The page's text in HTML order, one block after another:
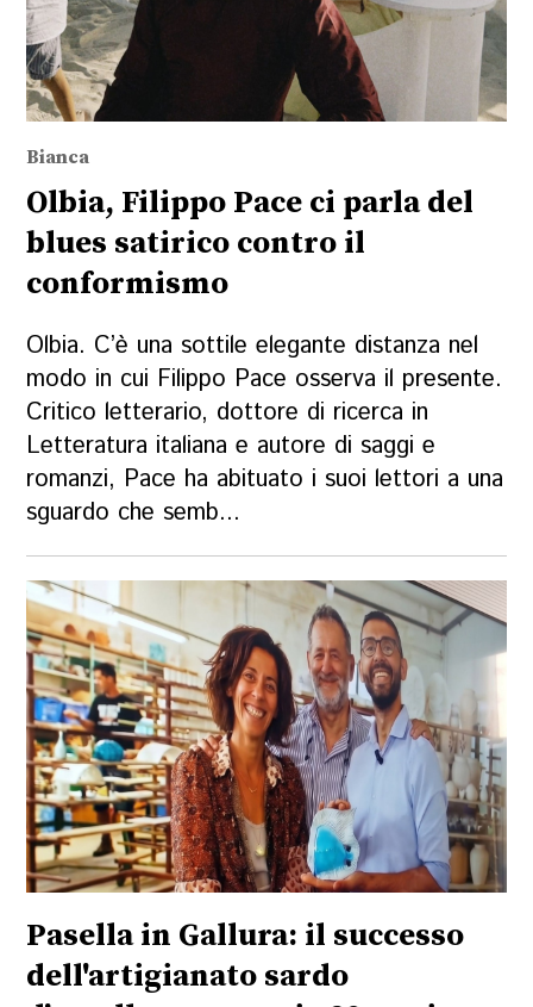
Bianca
Olbia, Filippo Pace ci parla del
blues satirico contro il
conformismo
Olbia. C’è una sottile elegante distanza nel
modo in cui Filippo Pace osserva il presente.
Critico letterario, dottore di ricerca in
Letteratura italiana e autore di saggi e
romanzi, Pace ha abituato i suoi lettori a una
sguardo che semb...
Pasella in Gallura: il successo
dell'artigianato sardo